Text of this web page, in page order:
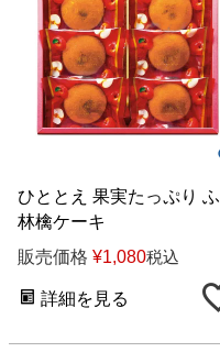
ひととえ 果実たっぷり
林檎ケーキ
販売価格 ¥1,080税込
詳細を見る